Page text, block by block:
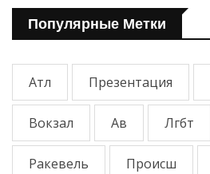
Популярные Метки
Атл Презентация
Вокзал Ав Лгбт
Ракевель Происш